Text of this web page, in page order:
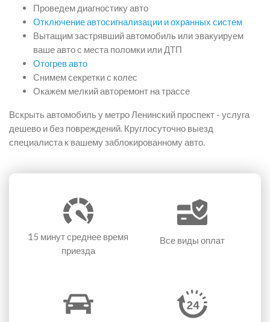
Проведем диагностику авто
Отключение автосигнализации и охранных систем
Вытащим застрявший автомобиль или эвакуируем
ваше авто с места поломки или ДТП
Отогрев авто
Снимем секретки с колес
Окажем мелкий авторемонт на трассе
Вскрыть автомобиль у метро Ленинский проспект - услуга
дешево и без повреждений. Круглосуточно выезд
специалиста к вашему заблокированному авто.
15 минутсреднее время
приезда
Все виды оплат